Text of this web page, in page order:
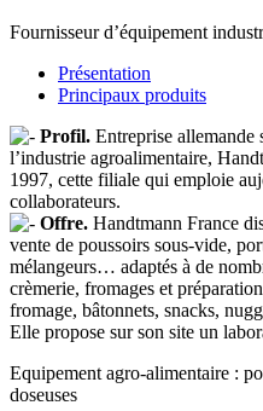
Fournisseur d’équipement
Présentation
Principaux produits
Profil. Entreprise allemande
l’industrie agroalimentaire,
1997, cette filiale qui emploie
collaborateurs.
Offre. Handtmann France
vente de poussoirs sous-vide,
mélangeurs… adaptés à de
crèmerie, fromages et
fromage, bâtonnets, snacks,
Elle propose sur son site un
Equipement agro-alimentaire :
doseuses